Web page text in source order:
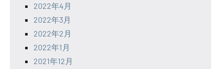
2022年4月
2022年3月
2022年2月
2022年1月
2021年12月